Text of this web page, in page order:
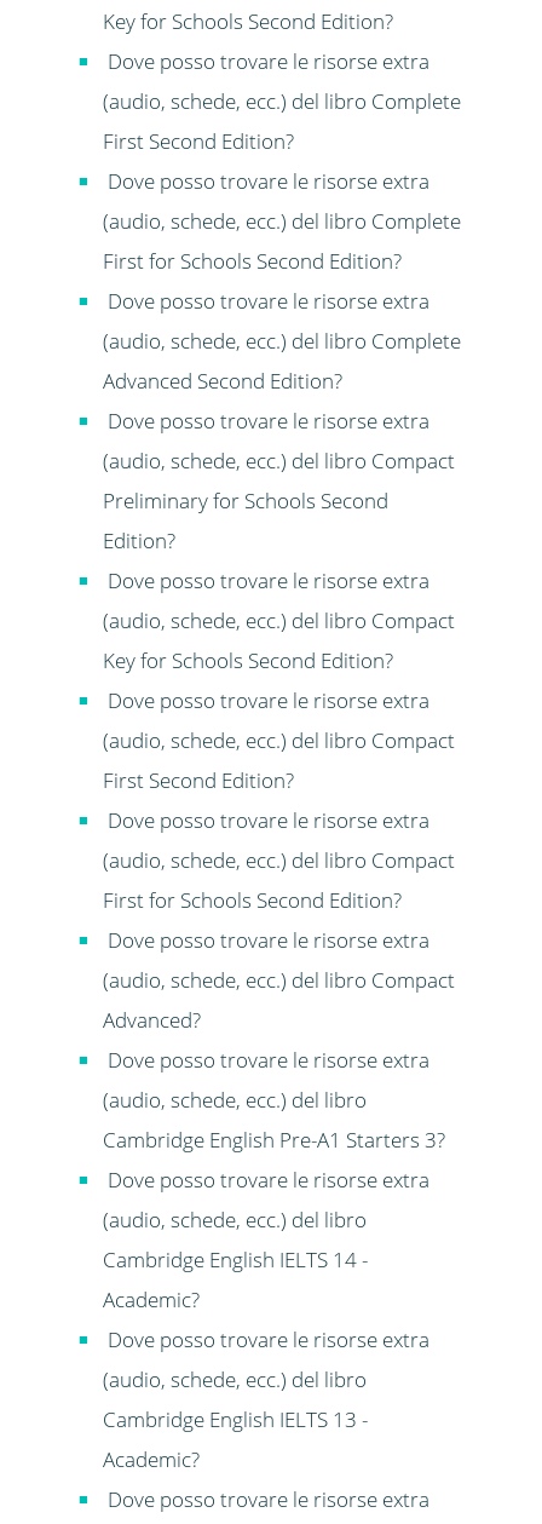
Key for Schools Second Edition?
Dove posso trovare le risorse extra
(audio, schede, ecc.) del libro Complete
First Second Edition?
Dove posso trovare le risorse extra
(audio, schede, ecc.) del libro Complete
First for Schools Second Edition?
Dove posso trovare le risorse extra
(audio, schede, ecc.) del libro Complete
Advanced Second Edition?
Dove posso trovare le risorse extra
(audio, schede, ecc.) del libro Compact
Preliminary for Schools Second
Edition?
Dove posso trovare le risorse extra
(audio, schede, ecc.) del libro Compact
Key for Schools Second Edition?
Dove posso trovare le risorse extra
(audio, schede, ecc.) del libro Compact
First Second Edition?
Dove posso trovare le risorse extra
(audio, schede, ecc.) del libro Compact
First for Schools Second Edition?
Dove posso trovare le risorse extra
(audio, schede, ecc.) del libro Compact
Advanced?
Dove posso trovare le risorse extra
(audio, schede, ecc.) del libro
Cambridge English Pre-A1 Starters 3?
Dove posso trovare le risorse extra
(audio, schede, ecc.) del libro
Cambridge English IELTS 14 -
Academic?
Dove posso trovare le risorse extra
(audio, schede, ecc.) del libro
Cambridge English IELTS 13 -
Academic?
Dove posso trovare le risorse extra